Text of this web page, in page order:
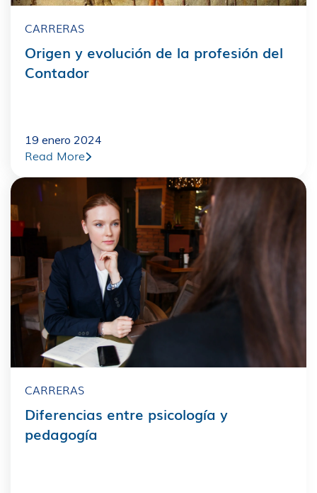
CARRERAS
Origen y evolución de la profesión del
Contador
19 enero 2024
Read More
CARRERAS
Diferencias entre psicología y
pedagogía